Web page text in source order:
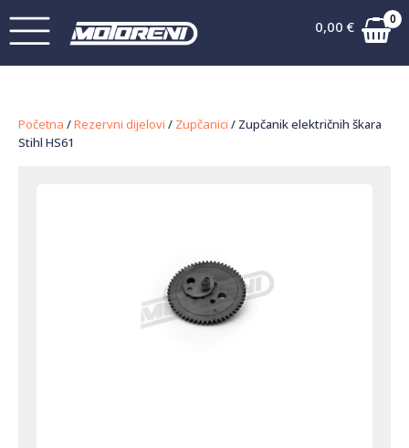
0,00 € 0
Početna /Rezervni dijelovi / Zupčanici / Zupčanik električnih škara
Stihl HS61